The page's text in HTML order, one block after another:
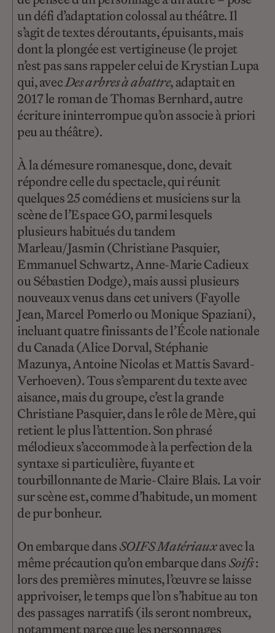
un défi d’adaptation colossal au théâtre. Il
s’agit de textes déroutants, épuisants, mais
dont la plongée est vertigineuse (le projet
n’est pas sans rappeler celui de Krystian Lupa
qui, avecDes arbres à abattre, adaptait en
2017 le roman de Thomas Bernhard, autre
écriture ininterrompue qu’on associe à priori
peu au théâtre).
À la démesure romanesque, donc, devait
répondre celle du spectacle, qui réunit
quelques 25 comédiens et musiciens sur la
scène de l’Espace GO, parmi lesquels
plusieurs habitués du tandem
Marleau/Jasmin (Christiane Pasquier,
Emmanuel Schwartz, Anne-Marie Cadieux
ou Sébastien Dodge), mais aussi plusieurs
nouveaux venus dans cet univers (Fayolle
Jean, Marcel Pomerlo ou Monique Spaziani),
incluant quatre finissants de l’École nationale
du Canada (Alice Dorval, Stéphanie
Mazunya, Antoine Nicolas et Mattis Savard-
Verhoeven). Tous s’emparent du texte avec
aisance, mais du groupe, c’est la grande
Christiane Pasquier, dans le rôle de Mère, qui
retient le plus l’attention. Son phrasé
mélodieux s’accommode à la perfection de la
syntaxe si particulière, fuyante et
tourbillonnante de Marie-Claire Blais. La voir
sur scène est, comme d’habitude, un moment
de pur bonheur.
On embarque dansSOIFS Matériauxavec la
même précaution qu’on embarque dansSoifs:
lors des premières minutes, l’œuvre se laisse
apprivoiser, le temps que l’on s’habitue au ton
des passages narratifs (ils seront nombreux,
notamment parce que les personnages